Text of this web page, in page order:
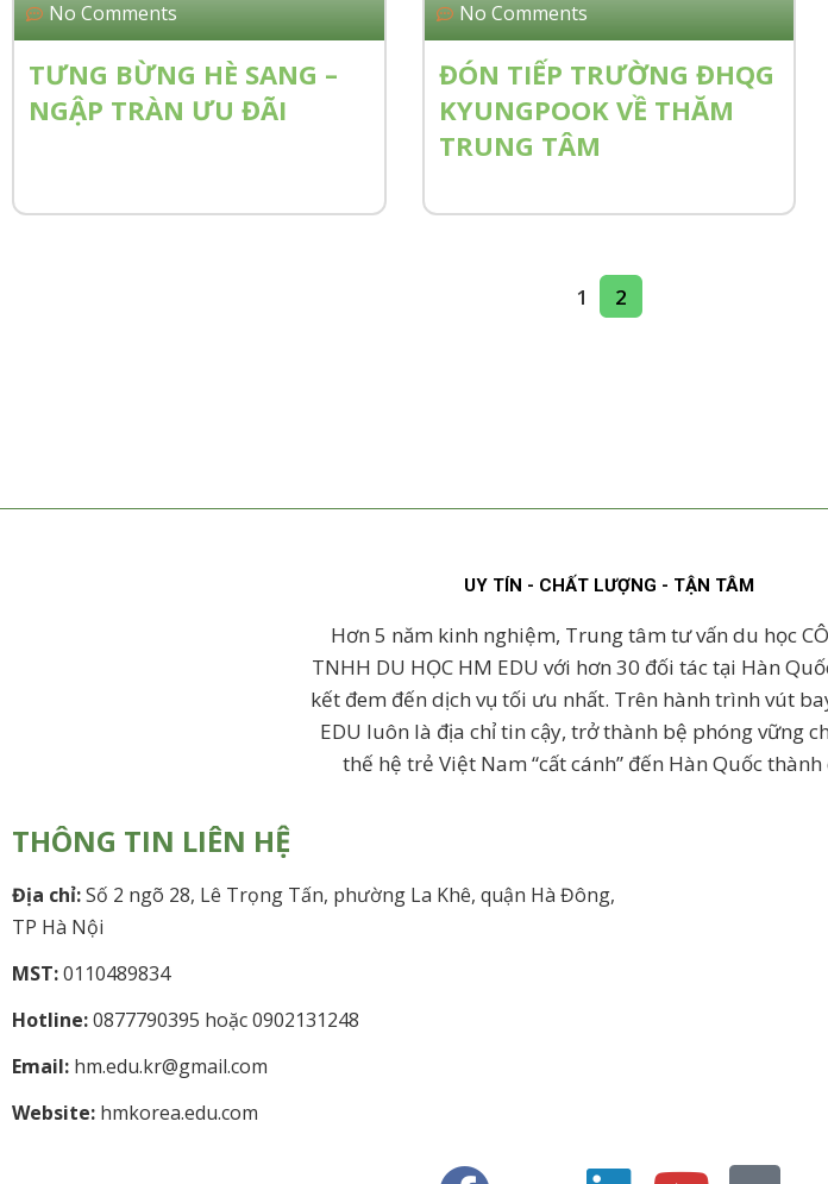
No Comments
TƯNG BỪNG HÈ SANG –
NGẬP TRÀN ƯU ĐÃI
No Comments
ĐÓN TIẾP TRƯỜNG ĐHQG
KYUNGPOOK VỀ THĂM
TRUNG TÂM
1 2
UY TÍN - CHẤT LƯỢNG - TẬN TÂM
Hơn 5 năm kinh nghiệm, Trung tâm tư vấn du học
TNHH DU HỌC HM EDU với hơn 30 đối tác tại Hàn
kết đem đến dịch vụ tối ưu nhất. Trên hành trình vút
EDU luôn là địa chỉ tin cậy, trở thành bệ phóng vững
thế hệ trẻ Việt Nam “cất cánh” đến Hàn Quốc thành
THÔNG TIN LIÊN HỆ
Địa chỉ:Số 2 ngõ 28, Lê Trọng Tấn, phường La Khê, quận Hà Đông,
TP Hà Nội
MST:0110489834
Hotline:0877790395 hoặc 0902131248
Email: hm.edu.kr@gmail.com
Website: hmkorea.edu.com